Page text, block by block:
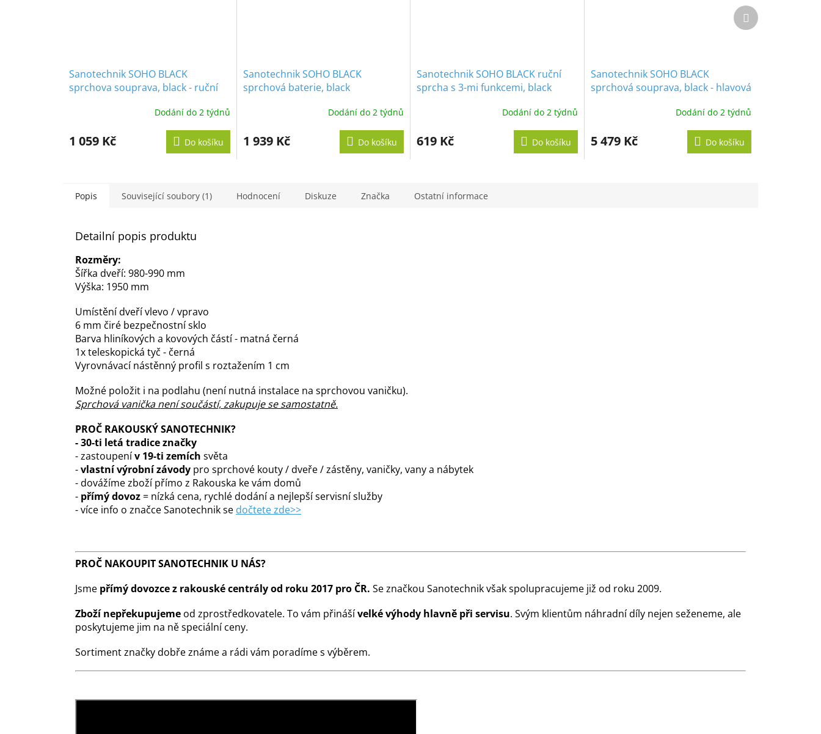
Sanotechnik SOHO BLACK
sprchova souprava, black - ruční
Dodání do 2 týdnů
1 059 Kč Do košíku
Sanotechnik SOHO BLACK
sprchová baterie, black
Dodání do 2 týdnů
1 939 Kč Do košíku
Sanotechnik SOHO BLACK ruční
sprcha s 3-mi funkcemi, black
Dodání do 2 týdnů
619 Kč Do košíku
Sanotechnik SOHO BLACK
sprchová souprava, black - hlavová
baterie, vanová výpusťDodání do 2 týdnů
5 479 Kč Do košíku
Další
produkt
Popis Související soubory (1) Hodnocení Diskuze Značka Ostatní informace
Detailní popis produktu
Rozměry:
Šířka dveří: 980-990 mm
Výška: 1950 mm
Umístění dveří vlevo / vpravo
6 mm čiré bezpečnostní sklo
Barva hliníkových a kovových částí - matná černá
1x teleskopická tyč - černá
Vyrovnávací nástěnný profil s roztažením 1 cm
Možné položit i na podlahu (není nutná instalace na sprchovou vaničku).
Sprchová vanička není součástí, zakupuje se samostatně.
PROČ RAKOUSKÝ SANOTECHNIK?
-30-ti letá tradice značky
- zastoupenív 19-ti zemích světa
-vlastní výrobní závody pro sprchové kouty / dveře / zástěny, vaničky, vany a nábytek
- dovážíme zboží přímo z Rakouska ke vám domů
- přímý dovoz= nízká cena, rychlé dodání a nejlepší servisní služby
- více info o značce Sanotechnik se dočtete zde>>
PROČ NAKOUPIT SANOTECHNIK U NÁS?
Jsme přímý dovozce z rakouské centrály od roku 2017 pro ČR. Se značkou Sanotechnik však spolupracujeme již od roku 2009.
Zboží nepřekupujeme od zprostředkovatele. To vám přinášívelké výhody hlavně při servisu. Svým klientům náhradní díly nejen seženeme, ale
poskytujeme jim na ně speciální ceny.
Sortiment značky dobře známe a rádi vám poradíme s výběrem.